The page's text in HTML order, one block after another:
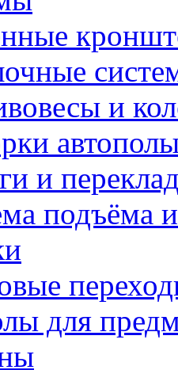
и
и
подъёма
для